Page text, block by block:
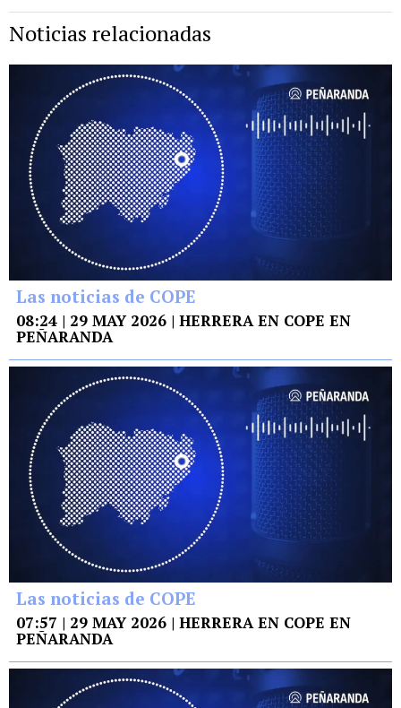
Noticias relacionadas
Las noticias de COPE
08:24 | 29 MAY 2026 | HERRERA EN COPE EN
PEÑARANDA
Las noticias de COPE
07:57 | 29 MAY 2026 | HERRERA EN COPE EN
PEÑARANDA